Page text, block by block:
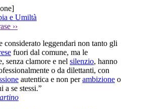
]
e Umiltà
››
considerato leggendari non tanto gli
fuori dal comune, ma le
senza clamore e nel silenzio, hanno
o da dilettanti, con
autentica e non perambizione o
a se stessi.”